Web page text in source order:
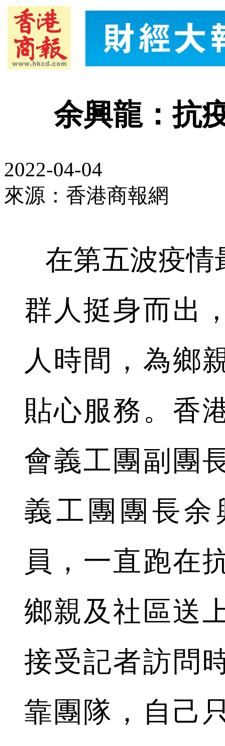
余興龍：抗
2022-04-04
來源：香港商報網
在第五波疫情
群人挺身而出
人時間，為鄉
貼心服務。香
會義工團副團
義工團團長
員，一直跑在
鄉親及社區送
接受記者訪問
靠團隊，自己